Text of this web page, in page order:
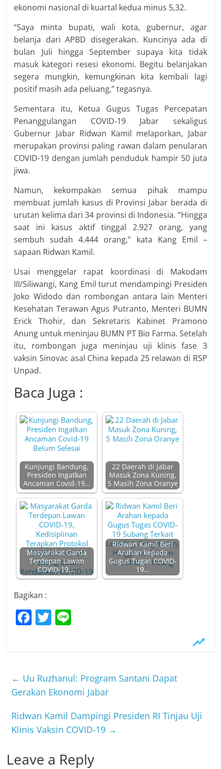
ekonomi nasional di kuartal kedua minus 5,32.
“Saya minta bupati, wali kota, gubernur, agar
belanja dari APBD disegerakan. Kuncinya ada di
bulan Juli hingga September supaya kita tidak
masuk kategori resesi ekonomi. Begitu belanjakan
segera mungkin, kemungkinan kita kembali lagi
positif masih ada peluang,” tegasnya.
Sementara itu, Ketua Gugus Tugas Percepatan
Penanggulangan COVID-19 Jabar sekaligus
Gubernur Jabar Ridwan Kamil melaporkan, Jabar
merupakan provinsi paling rawan dalam penularan
COVID-19 dengan jumlah penduduk hampir 50 juta
jiwa.
Namun, kekompakan semua pihak mampu
membuat jumlah kasus di Provinsi Jabar berada di
urutan kelima dari 34 provinsi di Indonesia. “Hingga
saat ini kasus aktif tinggal 2.927 orang, yang
sembuh sudah 4.444 orang,” kata Kang Emil –
sapaan Ridwan Kamil.
Usai menggelar rapat koordinasi di Makodam
III/Siliwangi, Kang Emil turut mendampingi Presiden
Joko Widodo dan rombongan antara lain Menteri
Kesehatan Terawan Agus Putranto, Menteri BUMN
Erick Thohir, dan Sekretaris Kabinet Pramono
Anung untuk meninjau BUMN PT Bio Farma. Setelah
itu, rombongan juga meninjau uji klinis fase 3
vaksin Sinovac asal China kepada 25 relawan di RSP
Unpad.
Baca Juga :
Kunjungi Bandung,
Presiden Ingatkan
Ancaman Covid-19…
22 Daerah di Jabar
Masuk Zona Kuning,
5 Masih Zona Oranye
Masyarakat Garda
Terdepan Lawan
COVID-19,…
Ridwan Kamil Beri
Arahan kepada
Gugus Tugas COVID-
19…
Bagikan :
F
b
o
o
k
T
← Uu Ruzhanul: Program Santani Dapat
Gerakan Ekonomi Jabar
Ridwan Kamil Dampingi Presiden RI Tinjau Uji
Klinis Vaksin COVID-19 →
Leave a Reply